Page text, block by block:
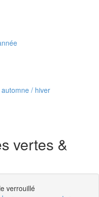
/ hiver
vertes &
verrouillé